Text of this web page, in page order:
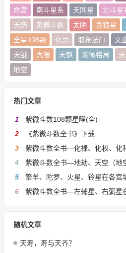
命宫
南斗星系 天同星 北斗星
天伤
紫微斗数 太阴 贪狼星
全星108颗
化忌 取象法门 文
天钺
大限 天魁 紫微格局
地空
热门文章
1
紫微斗数108颗星曜(全)
2
《紫微斗数全书》下载
3
紫微斗数全书—化禄、化权、化
4
紫微斗数全书—地劫、天空（地
5
擎羊、陀罗、火星、铃星在各宫
6
紫微斗数全书—左辅星、右弼星
随机文章
天寿，寿与天齐？